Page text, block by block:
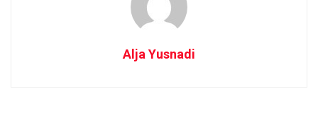
Alja Yusnadi